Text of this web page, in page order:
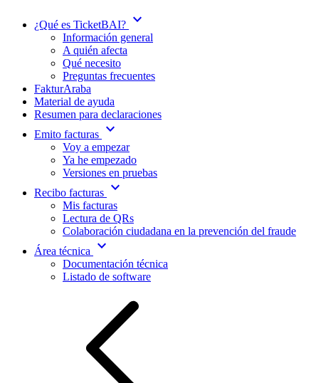
¿Qué es TicketBAI? expand_more
Información general
A quién afecta
Qué necesito
Preguntas frecuentes
FakturAraba
Material de ayuda
Resumen para declaraciones
Emito facturas expand_more
Voy a empezar
Ya he empezado
Versiones en pruebas
Recibo facturas expand_more
Mis facturas
Lectura de QRs
Colaboración ciudadana en la prevención del fraude
Área técnica
expand_more
Documentación técnica
Listado de software